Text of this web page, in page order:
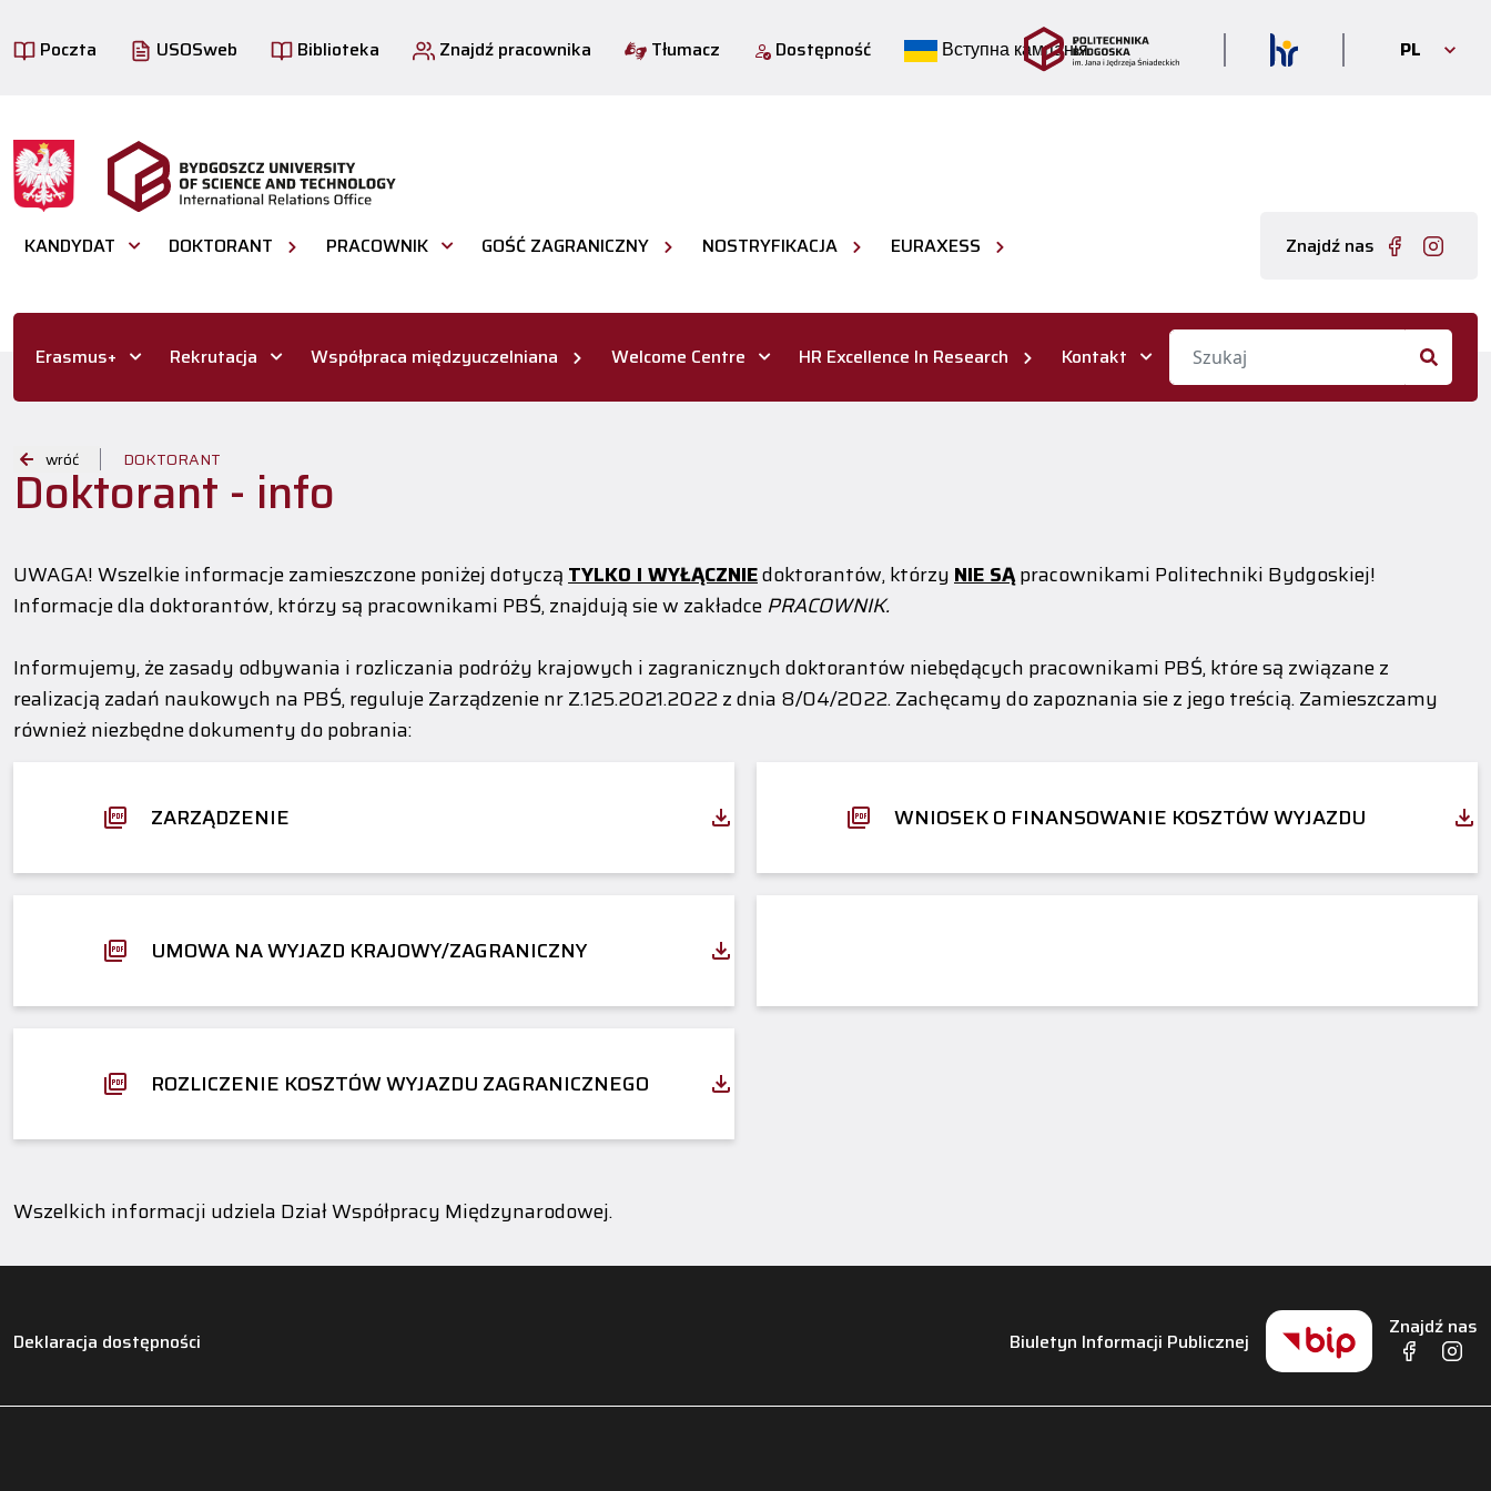
Poczta USOSweb Biblioteka Znajdź pracownika Tłumacz Dostępność Вступна кампанія PL
KANDYDAT DOKTORANT PRACOWNIK GOŚĆ ZAGRANICZNY NOSTRYFIKACJA EURAXESS Znajdź nas
Erasmus+ Rekrutacja Współpraca międzyuczelniana Welcome Centre HR Excellence In Research Kontakt
wróć DOKTORANT
Doktorant - info
UWAGA! Wszelkie informacje zamieszczone poniżej dotycząTYLKO I WYŁĄCZNIEdoktorantów, którzyNIE SĄpracownikami Politechniki Bydgoskiej!
Informacje dla doktorantów, którzy są pracownikami PBŚ, znajdują sie w zakładce PRACOWNIK.
Informujemy, że zasady odbywania i rozliczania podróży krajowych i zagranicznych doktorantów niebędących pracownikami PBŚ, które są związane z
realizacją zadań naukowych na PBŚ, reguluje Zarządzenie nr Z.125.2021.2022 z dnia 8/04/2022. Zachęcamy do zapoznania sie z jego treścią. Zamieszczamy
również niezbędne dokumenty do pobrania:
ZARZĄDZENIE WNIOSEK O FINANSOWANIE KOSZTÓW WYJAZDU
UMOWA NA WYJAZD KRAJOWY/ZAGRANICZNY
ROZLICZENIE KOSZTÓW WYJAZDU ZAGRANICZNEGO
Wszelkich informacji udziela Dział Współpracy Międzynarodowej.
Deklaracja dostępności Biuletyn Informacji Publicznej
Znajdź nas